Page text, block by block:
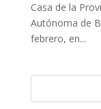
Casa de la
Autónoma de
febrero, en...